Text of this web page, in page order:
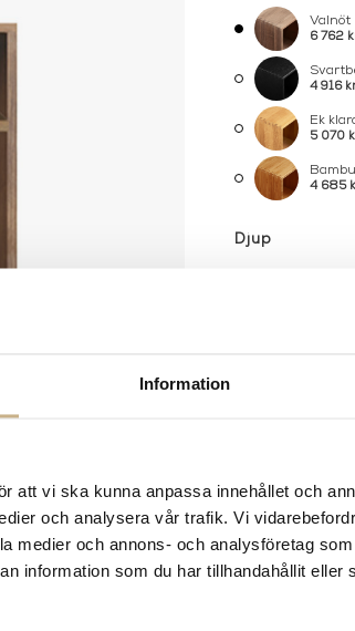
Information
att vi ska kunna anpassa innehållet och
och analysera vår trafik. Vi
medier och annons- och analysföretag
information som du har tillhandahållit
Valnöt
6 762
4 916
Ek
5 070
4 685
Djup
14 dagars
Leverans
Få
10%
Fri frakt på